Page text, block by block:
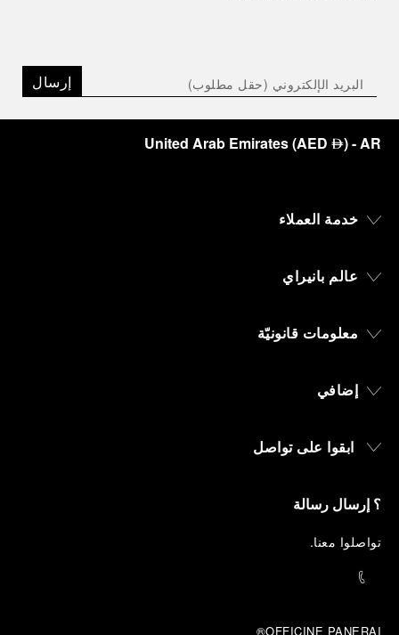
إرسال
United Arab Emirates(AED ⃃)- AR
خدمة العملاء
عالم بانيراي
معلومات قانونيّة
إضافي
ابقوا على تواصل
؟ إرسال رسالة
تواصلوا معنا.
OFFICINE PANERAI®